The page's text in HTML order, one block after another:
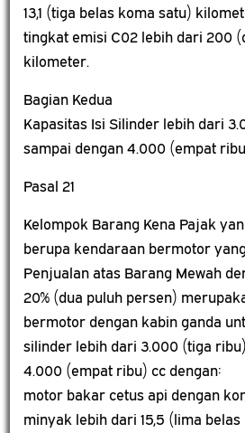
13,1 (tiga belas koma satu)
tingkat emisi C02 lebih dari 200
kilometer.
Bagian Kedua
Kapasitas Isi Silinder lebih dari
sampai dengan 4.000 (empat
Pasal 21
Kelompok Barang Kena Pajak
berupa kendaraan bermotor
Penjualan atas Barang Mewah
20% (dua puluh persen)
bermotor dengan kabin ganda
silinder lebih dari 3.000 (tiga
4.000 (empat ribu) cc dengan:
motor bakar cetus api dengan
minyak lebih dari 15,5 (lima